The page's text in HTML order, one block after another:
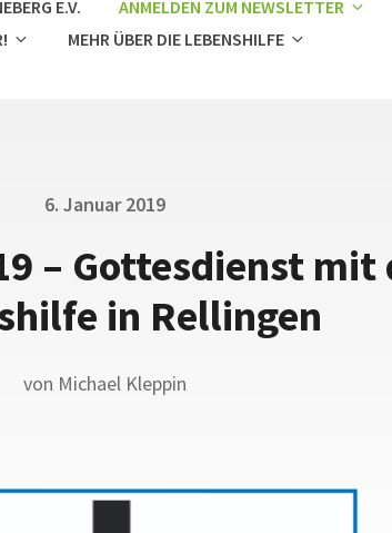
E.V. ANMELDEN ZUM NEWSLETTER
MEHR ÜBER DIE LEBENSHILFE
Posted
6. Januar 2019
– Gottesdienst mit
in Rellingen
von Michael Kleppin